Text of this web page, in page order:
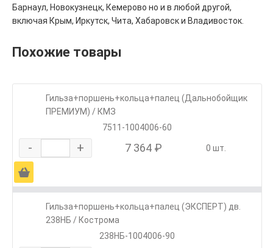
Барнаул, Новокузнецк, Кемерово но и в любой другой,
включая Крым, Иркутск, Чита, Хабаровск и Владивосток.
Похожие товары
Гильза+поршень+кольца+палец (Дальнобойщик
ПРЕМИУМ) / КМЗ
7511-1004006-60
- + 7 364 ₽ 0 шт.
Ä
Гильза+поршень+кольца+палец (ЭКСПЕРТ) дв.
238НБ / Кострома
238НБ-1004006-90